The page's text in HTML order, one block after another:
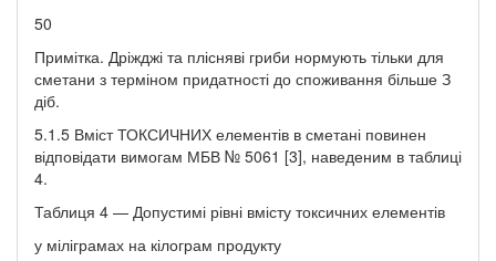
50
Примітка. Дріжджі та плісняві гриби нормують тільки для
сметани з терміном придатності до споживання більше З
діб.
5.1.5 Вміст ТОКСИЧНИХ елементів в сметані повинен
відповідати вимогам МБВ № 5061 [3], наведеним в таблиці
4.
Таблиця 4 — Допустимі рівні вмісту токсичних елементів
у міліграмах на кілограм продукту